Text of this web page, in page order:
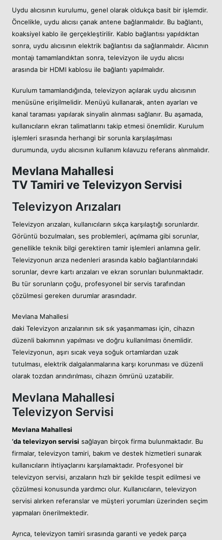
Uydu alıcısının kurulumu, genel olarak oldukça basit bir işlemdir.
Öncelikle, uydu alıcısı çanak antene bağlanmalıdır. Bu bağlantı,
koaksiyel kablo ile gerçekleştirilir. Kablo bağlantısı yapıldıktan
sonra, uydu alıcısının elektrik bağlantısı da sağlanmalıdır. Alıcının
montajı tamamlandıktan sonra, televizyon ile uydu alıcısı
arasında bir HDMI kablosu ile bağlantı yapılmalıdır.
Kurulum tamamlandığında, televizyon açılarak uydu alıcısının
menüsüne erişilmelidir. Menüyü kullanarak, anten ayarları ve
kanal taraması yapılarak sinyalin alınması sağlanır. Bu aşamada,
kullanıcıların ekran talimatlarını takip etmesi önemlidir. Kurulum
işlemleri sırasında herhangi bir sorunla karşılaşılması
durumunda, uydu alıcısının kullanım kılavuzu referans alınmalıdır.
Mevlana Mahallesi
TV Tamiri ve Televizyon Servisi
Televizyon Arızaları
Televizyon arızaları, kullanıcıların sıkça karşılaştığı sorunlardır.
Görüntü bozulmaları, ses problemleri, açılmama gibi sorunlar,
genellikle teknik bilgi gerektiren tamir işlemleri anlamına gelir.
Televizyonun arıza nedenleri arasında kablo bağlantılarındaki
sorunlar, devre kartı arızaları ve ekran sorunları bulunmaktadır.
Bu tür sorunların çoğu, profesyonel bir servis tarafından
çözülmesi gereken durumlar arasındadır.
Mevlana Mahallesi
daki Televizyon arızalarının sık sık yaşanmaması için, cihazın
düzenli bakımının yapılması ve doğru kullanılması önemlidir.
Televizyonun, aşırı sıcak veya soğuk ortamlardan uzak
tutulması, elektrik dalgalanmalarına karşı korunması ve düzenli
olarak tozdan arındırılması, cihazın ömrünü uzatabilir.
Mevlana Mahallesi
Televizyon Servisi
Mevlana Mahallesi
‘da televizyon servisi sağlayan birçok firma bulunmaktadır. Bu
firmalar, televizyon tamiri, bakım ve destek hizmetleri sunarak
kullanıcıların ihtiyaçlarını karşılamaktadır. Profesyonel bir
televizyon servisi, arızaların hızlı bir şekilde tespit edilmesi ve
çözülmesi konusunda yardımcı olur. Kullanıcıların, televizyon
servisi alırken referanslar ve müşteri yorumları üzerinden seçim
yapmaları önerilmektedir.
Ayrıca, televizyon tamiri sırasında garanti ve yedek parça